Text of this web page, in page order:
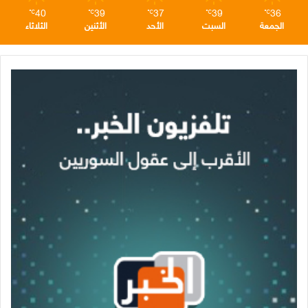
36
℃
الجمعة
39
℃
السبت
37
℃
الأحد
39
℃
الأثنين
40
℃
الثلاثاء